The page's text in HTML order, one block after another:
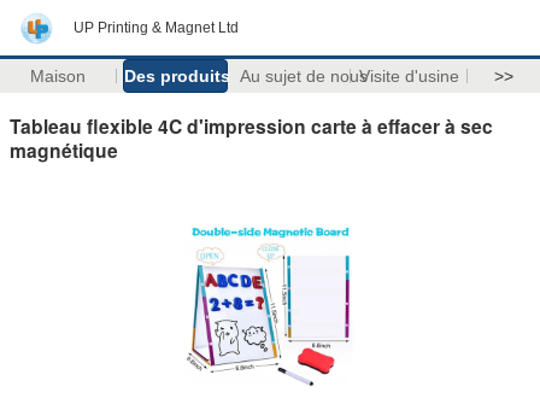
UP Printing & Magnet Ltd
Maison Des produits Au sujet de nousVisite d'usine >>
Tableau flexible 4C d'impression carte à effacer à sec
magnétique